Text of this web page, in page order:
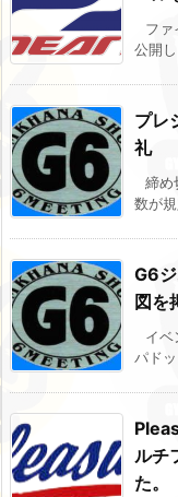
ファ
公開
プレ
礼
締め
数が
G6
図を
イベ
パド
ルチ
た。